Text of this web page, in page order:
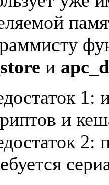
и
1:
и
2: